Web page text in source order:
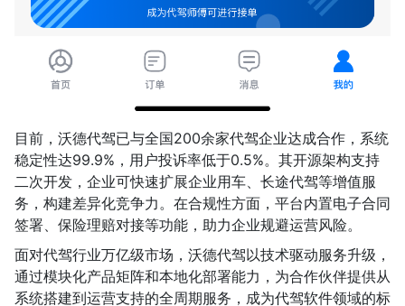
目前，沃德代驾已与全国200余家代驾企业达成合作，系统
稳定性达99.9%，用户投诉率低于0.5%。其开源架构支持
二次开发，企业可快速扩展企业用车、长途代驾等增值服
务，构建差异化竞争力。在合规性方面，平台内置电子合同
签署、保险理赔对接等功能，助力企业规避运营风险。
面对代驾行业万亿级市场，沃德代驾以技术驱动服务升级，
通过模块化产品矩阵和本地化部署能力，为合作伙伴提供从
系统搭建到运营支持的全周期服务，成为代驾软件领域的标